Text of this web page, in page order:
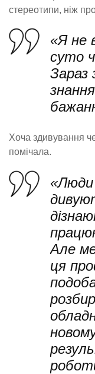
стереотипи, ніж
«Я не
суто
Зараз
Хоча здивування
помічала.
«Люди
Але
ця